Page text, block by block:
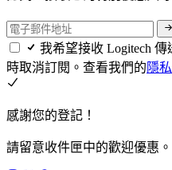
我希望接收 Logitech
時取消訂閱。查看我們的隱
感謝您的登記！
請留意收件匣中的歡迎優惠。